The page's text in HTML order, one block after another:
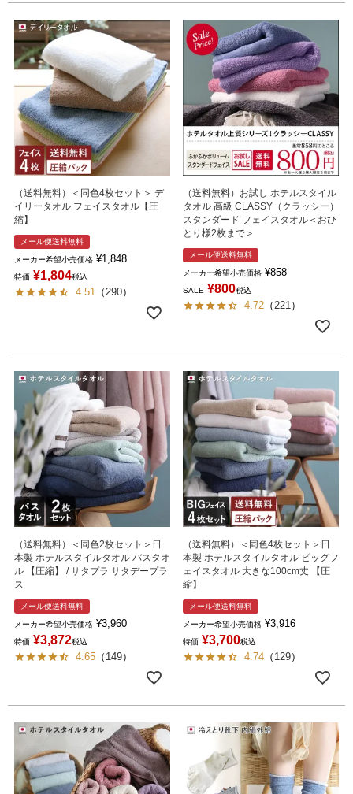
（送料無料）＜同色4枚セット＞ デ
イリータオル フェイスタオル【圧
縮】
メール便送料無料
メーカー希望小売価格 ¥1,848
特価 ¥1,804税込
4.51 （ 290）
（送料無料）お試し ホテルスタイル
タオル 高級 CLASSY（クラッシー）
スタンダード フェイスタオル＜おひ
とり様2枚まで＞
メール便送料無料
メーカー希望小売価格 ¥858
SALE ¥800税込
4.72 （ 221 ）
（送料無料）＜同色2枚セット＞日
本製 ホテルスタイルタオル バスタオ
ル 【圧縮】 / サタプラ サタデープラ
ス
メール便送料無料
メーカー希望小売価格 ¥3,960
特価 ¥3,872税込
4.65 （ 149）
（送料無料）＜同色4枚セット＞日
本製 ホテルスタイルタオル ビッグフ
ェイスタオル 大きな100cm丈 【圧
縮】
メール便送料無料
メーカー希望小売価格 ¥3,916
特価 ¥3,700税込
4.74 （ 129）